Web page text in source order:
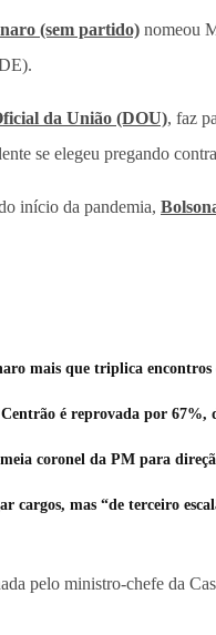
(sem partido) nomeou
da União (DOU), faz
se elegeu pregando
início da pandemia,
mais que triplica encontros
é reprovada por 67%,
coronel da PM para
cargos, mas “de terceiro
pelo ministro-chefe da